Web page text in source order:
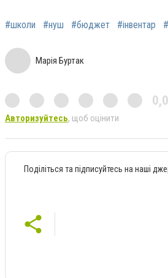
#школи #нуш #бюджет #інвентар
Марія Буртак
0,0
Авторизуйтесь, щоб оцінити
Поділіться та підписуйтесь на наші